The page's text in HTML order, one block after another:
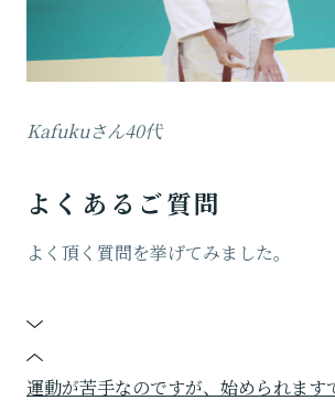
Kafukuさん40代
よくあるご質問
よく頂く質問を挙げてみました。
運動が苦手なのですが、始められます